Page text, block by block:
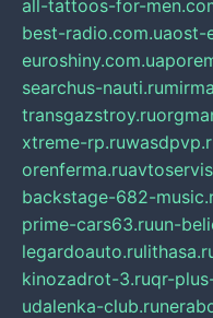
all-tattoos-for-
best-radio.com.uaost-
euroshiny.com.ua
searchus-nauti.ru
transgazstroy.ru
xtreme-rp.ru
orenferma.ru
backstage-682-
prime-cars63.ruun-
legardoauto.ru
kinozadrot-3.ruqr-
udalenka-club.ru